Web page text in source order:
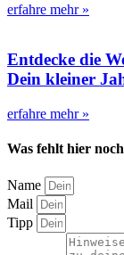
erfahre mehr »
Entdecke die
Dein kleiner
erfahre mehr »
Was fehlt hier
Name
Mail
Tipp